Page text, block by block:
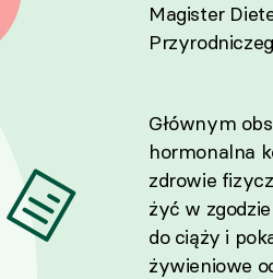
Magister
Głównym
hormonalna
zdrowie
żyć w
do ciąży i
żywieniowe